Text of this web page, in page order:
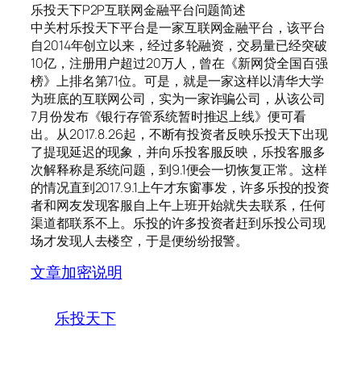
乐投天下P2P互联网金融平台问题简述
中关村乐投天下平台是一家互联网金融平台，该平台
自2014年创立以来，经过多轮融资，交易量已经突破
10亿，注册用户超过20万人，曾在《新网贷全国百强
榜》上排名第71位。可是，就是一家这样以清华大学
为班底的互联网公司，实为一家诈骗公司，从该公司
7月份发布《银行存管系统暂时推迟上线》便可看
出。从2017.8.26起，不断有投资者反映乐投天下出现
了提现延迟的现象，并向乐投客服反映，乐投客服多
次解释称是系统问题，到9.1便会一切恢复正常。这样
的情况直到2017.9.1上午才东窗事发，许多乐投的投资
者和网友发现客服自上午上班开始就失去联系，任何
渠道都联系不上。乐投的许多投资者赶到乐投公司现
场才发现人去楼空，于是便纷纷报警。
文章加密说明
乐投天下